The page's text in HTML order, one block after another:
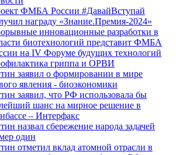
ФМБА России #ДавайВступай
награду «Знание.Премия-2024»
инновационные разработки в
биотехнологий представит ФМБА
на IV Форуме будущих технологий
гриппа и ОРВИ
заявил о формировании в мире
явления - биоэкономики
заявил, что РФ использовала бы
шанс на мирное решение в
– Интерфакс
назвал сбережение народа задачей
один
отметил вклад атомной отрасли в